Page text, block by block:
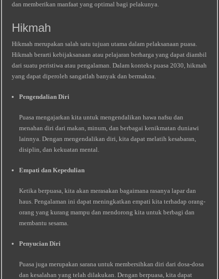
dan memberikan manfaat yang optimal bagi pelakunya.
Hikmah
Hikmah merupakan salah satu tujuan utama dalam pelaksanaan puasa.
Hikmah berarti kebijaksanaan atau pelajaran berharga yang dapat diambil
dari suatu peristiwa atau pengalaman. Dalam konteks puasa 2030, hikmah
yang dapat diperoleh sangatlah banyak dan bermakna.
Pengendalian Diri
Puasa mengajarkan kita untuk mengendalikan hawa nafsu dan
menahan diri dari makan, minum, dan berbagai kenikmatan duniawi
lainnya. Dengan mengendalikan diri, kita dapat melatih kesabaran,
disiplin, dan kekuatan mental.
Empati dan Kepedulian
Ketika berpuasa, kita akan merasakan bagaimana rasanya lapar dan
haus. Pengalaman ini dapat meningkatkan empati kita terhadap orang-
orang yang kurang mampu dan mendorong kita untuk berbagi dan
membantu sesama.
Penyucian Diri
Puasa juga merupakan sarana untuk membersihkan diri dari dosa-dosa
dan kesalahan yang telah dilakukan. Dengan berpuasa, kita dapat